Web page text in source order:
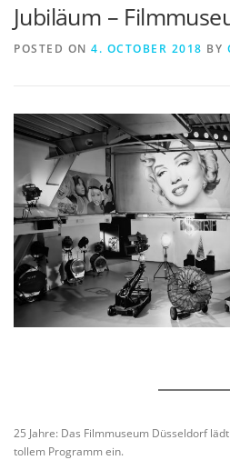
INSTITUT FORSCHUNG
Jubiläum –
POSTED ON 4. OCTOBER 2018 BY
25 Jahre: Das Filmmuseum Düsseldorf
tollem Programm ein.